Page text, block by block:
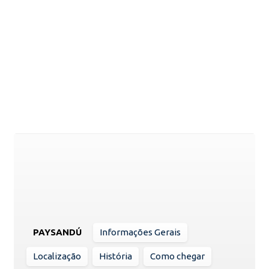
PAYSANDÚ Informações Gerais
Localização História Como chegar